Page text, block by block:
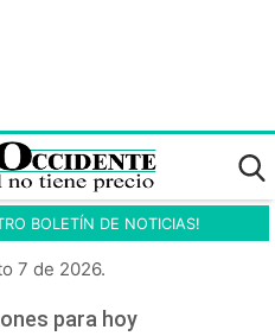
BOLETÍN DE NOTICIAS!
7 de 2026.
para hoy